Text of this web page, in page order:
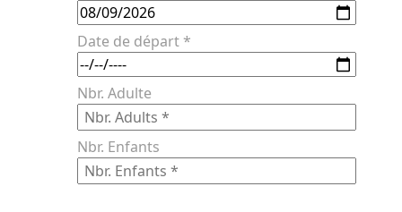
Date de départ *
Nbr. Adulte
Nbr. Enfants